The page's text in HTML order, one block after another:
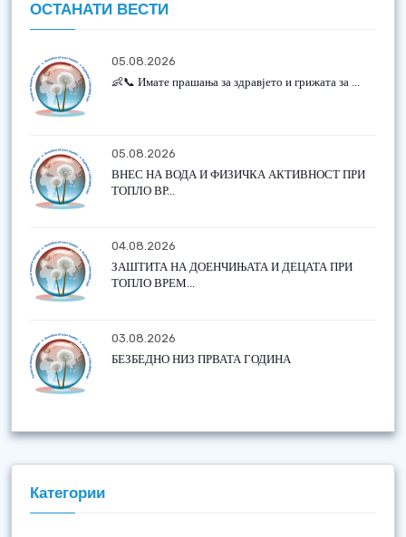
ОСТАНАТИ ВЕСТИ
05.08.2026
👶📞 Имате прашања за здравјето и грижата за ...
05.08.2026
ВНЕС НА ВОДА И ФИЗИЧКА АКТИВНОСТ ПРИ
ТОПЛО ВР...
04.08.2026
ЗАШТИТА НА ДОЕНЧИЊАТА И ДЕЦАТА ПРИ
ТОПЛО ВРЕМ...
03.08.2026
БЕЗБЕДНО НИЗ ПРВАТА ГОДИНА
Категории